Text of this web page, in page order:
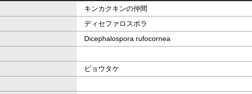
キンカクキンの仲間
ディセファロスポラ
Dicephalospora rufocornea
ビョウタケ